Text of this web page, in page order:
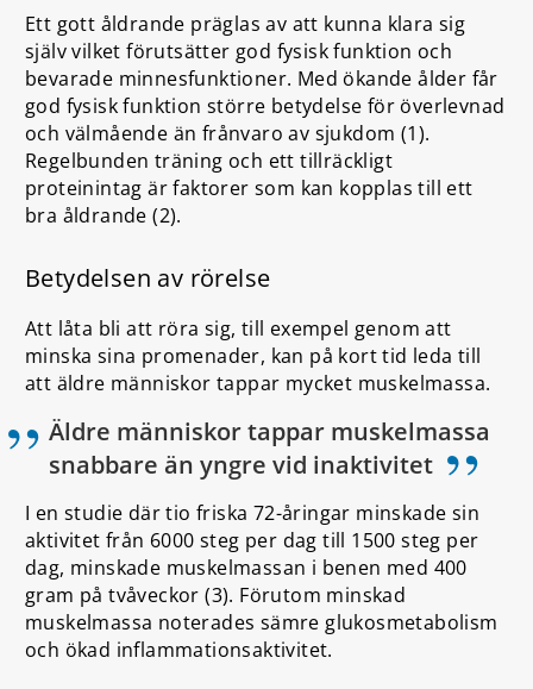
Ett gott åldrande präglas av att kunna klara sig
själv vilket förutsätter god fysisk funktion och
bevarade minnesfunktioner. Med ökande ålder får
god fysisk funktion större betydelse för överlevnad
och välmående än frånvaro av sjukdom (1).
Regelbunden träning och ett tillräckligt
proteinintag är faktorer som kan kopplas till ett
bra åldrande (2).
Betydelsen av rörelse
Att låta bli att röra sig, till exempel genom att
minska sina promenader, kan på kort tid leda till
att äldre människor tappar mycket muskelmassa.
Äldre människor tappar muskelmassa
snabbare än yngre vid inaktivitet ”
I en studie där tio friska 72-åringar minskade sin
aktivitet från 6000 steg per dag till 1500 steg per
dag, minskade muskelmassan i benen med 400
gram på tvåveckor (3). Förutom minskad
muskelmassa noterades sämre glukosmetabolism
och ökad inflammationsaktivitet.